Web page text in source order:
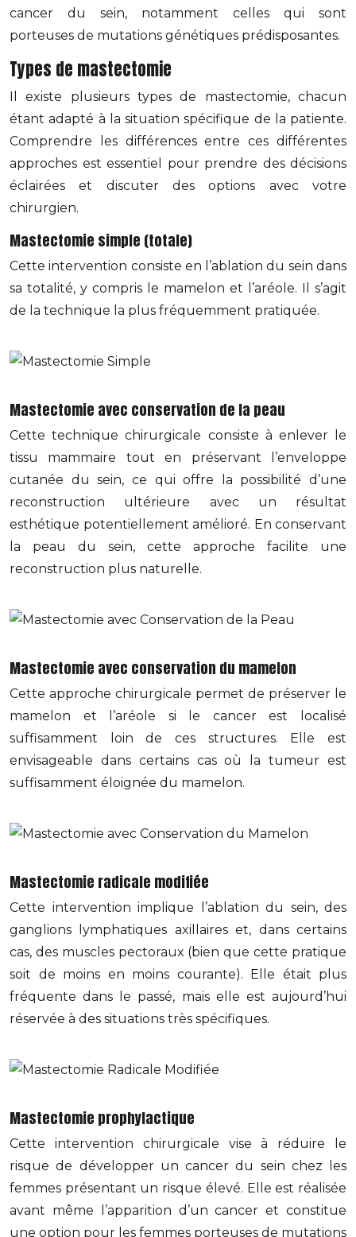
cancer du sein, notamment celles qui sont
porteuses de mutations génétiques prédisposantes.
Types de mastectomie
Il existe plusieurs types de mastectomie, chacun
étant adapté à la situation spécifique de la patiente.
Comprendre les différences entre ces différentes
approches est essentiel pour prendre des décisions
éclairées et discuter des options avec votre
chirurgien.
Mastectomie simple (totale)
Cette intervention consiste en l’ablation du sein dans
sa totalité, y compris le mamelon et l’aréole. Il s’agit
de la technique la plus fréquemment pratiquée.
Mastectomie avec conservation de la peau
Cette technique chirurgicale consiste à enlever le
tissu mammaire tout en préservant l’enveloppe
cutanée du sein, ce qui offre la possibilité d’une
reconstruction ultérieure avec un résultat
esthétique potentiellement amélioré. En conservant
la peau du sein, cette approche facilite une
reconstruction plus naturelle.
Mastectomie avec conservation du mamelon
Cette approche chirurgicale permet de préserver le
mamelon et l’aréole si le cancer est localisé
suffisamment loin de ces structures. Elle est
envisageable dans certains cas où la tumeur est
suffisamment éloignée du mamelon.
Mastectomie radicale modifiée
Cette intervention implique l’ablation du sein, des
ganglions lymphatiques axillaires et, dans certains
cas, des muscles pectoraux (bien que cette pratique
soit de moins en moins courante). Elle était plus
fréquente dans le passé, mais elle est aujourd’hui
réservée à des situations très spécifiques.
Mastectomie prophylactique
Cette intervention chirurgicale vise à réduire le
risque de développer un cancer du sein chez les
femmes présentant un risque élevé. Elle est réalisée
avant même l’apparition d’un cancer et constitue
une option pour les femmes porteuses de mutations